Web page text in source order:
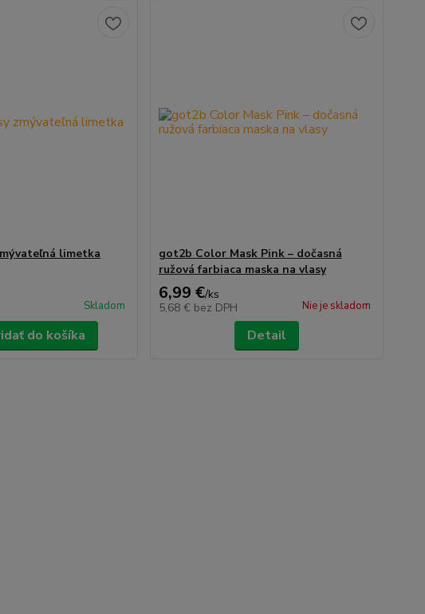
limetka
Skladom
do košíka
got2b Color Mask Pink – dočasná
ružová farbiaca maska na vlasy
6,99 €/ks
5,68 € bez DPH Nie je skladom
Detail